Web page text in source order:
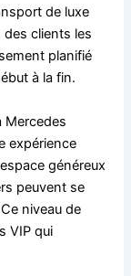
de luxe
des clients les
planifié
à la fin.
Mercedes
expérience
généreux
peuvent se
niveau de
VIP qui